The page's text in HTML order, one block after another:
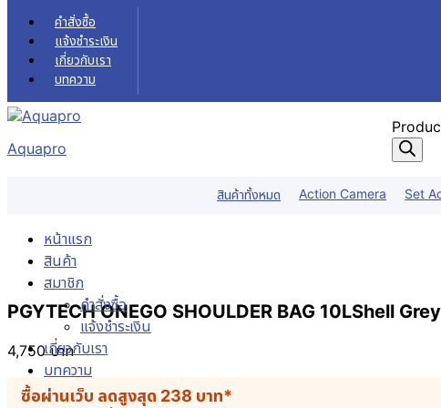
Skip to content
คำสั่งซื้อ
แจ้งชำระเงิน
เกี่ยวกับเรา
บทความ
Aquapro
สินค้าทั้งหมด Action Camera Set
หน้าแรก
สินค้า
สมาชิก
คำสั่งซื้อ
แจ้งชำระเงิน
เกี่ยวกับเรา
บทความ
PGYTECH ONEGO SHOULDER BAG 10LShell
4,750บาท
ซื้อผ่านเว็บ ลดสูงสุด 238 บาท*